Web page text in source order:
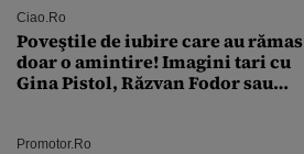
Ciao.ro
Poveştile de iubire care au rămas
doar o amintire! Imagini tari cu
Gina Pistol, Răzvan Fodor sau
Promotor.ro